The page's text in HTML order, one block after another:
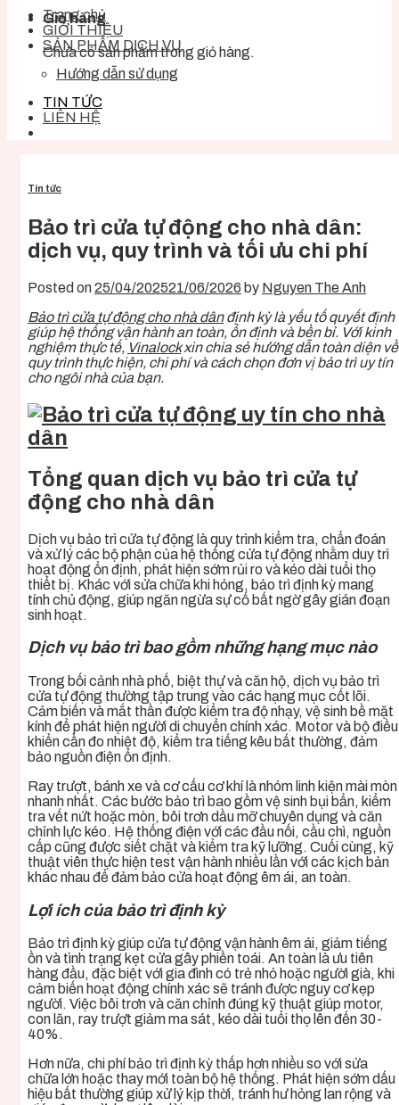
Giỏ hàng
Chưa có sản phẩm trong giỏ hàng.
Trang chủ
GIỚI THIỆU
SẢN PHẨM DỊCH VỤ
Hướng dẫn sử dụng
TIN TỨC
LIÊN HỆ
Tin tức
Bảo trì cửa tự động cho nhà dân:
dịch vụ, quy trình và tối ưu chi phí
Posted on25/04/202521/06/2026 by Nguyen The Anh
Bảo trì cửa tự động cho nhà dânđịnh kỳ là yếu tố quyết định
giúp hệ thống vận hành an toàn, ổn định và bền bỉ. Với kinh
nghiệm thực tế, Vinalockxin chia sẻ hướng dẫn toàn diện về
quy trình thực hiện, chi phí và cách chọn đơn vị bảo trì uy tín
cho ngôi nhà của bạn.
Tổng quan dịch vụ bảo trì cửa tự
động cho nhà dân
Dịch vụ bảo trì cửa tự động là quy trình kiểm tra, chẩn đoán
và xử lý các bộ phận của hệ thống cửa tự động nhằm duy trì
hoạt động ổn định, phát hiện sớm rủi ro và kéo dài tuổi thọ
thiết bị. Khác với sửa chữa khi hỏng, bảo trì định kỳ mang
tính chủ động, giúp ngăn ngừa sự cố bất ngờ gây gián đoạn
sinh hoạt.
Dịch vụ bảo trì bao gồm những hạng mục nào
Trong bối cảnh nhà phố, biệt thự và căn hộ, dịch vụ bảo trì
cửa tự động thường tập trung vào các hạng mục cốt lõi.
Cảm biến và mắt thần được kiểm tra độ nhạy, vệ sinh bề mặt
kính để phát hiện người di chuyển chính xác. Motor và bộ điều
khiển cần đo nhiệt độ, kiểm tra tiếng kêu bất thường, đảm
bảo nguồn điện ổn định.
Ray trượt, bánh xe và cơ cấu cơ khí là nhóm linh kiện mài mòn
nhanh nhất. Các bước bảo trì bao gồm vệ sinh bụi bẩn, kiểm
tra vết nứt hoặc mòn, bôi trơn dầu mỡ chuyên dụng và căn
chỉnh lực kéo. Hệ thống điện với các đầu nối, cầu chì, nguồn
cấp cũng được siết chặt và kiểm tra kỹ lưỡng. Cuối cùng, kỹ
thuật viên thực hiện test vận hành nhiều lần với các kịch bản
khác nhau để đảm bảo cửa hoạt động êm ái, an toàn.
Lợi ích của bảo trì định kỳ
Bảo trì định kỳ giúp cửa tự động vận hành êm ái, giảm tiếng
ồn và tình trạng kẹt cửa gây phiền toái. An toàn là ưu tiên
hàng đầu, đặc biệt với gia đình có trẻ nhỏ hoặc người già, khi
cảm biến hoạt động chính xác sẽ tránh được nguy cơ kẹp
người. Việc bôi trơn và căn chỉnh đúng kỹ thuật giúp motor,
con lăn, ray trượt giảm ma sát, kéo dài tuổi thọ lên đến 30-
40%.
Hơn nữa, chi phí bảo trì định kỳ thấp hơn nhiều so với sửa
chữa lớn hoặc thay mới toàn bộ hệ thống. Phát hiện sớm dấu
hiệu bất thường giúp xử lý kịp thời, tránh hư hỏng lan rộng và